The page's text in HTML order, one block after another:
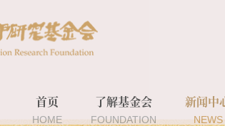
首页
HOME
了解基金会
FOUNDATION
新闻中
NEWS